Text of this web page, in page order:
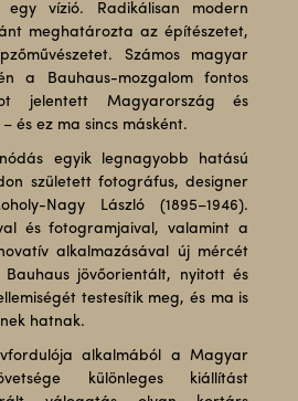
egy vízió. Radikálisan modern
meghatározta az építészetet,
Számos magyar
a Bauhaus-mozgalom fontos
jelentett Magyarország és
és ez ma sincs másként.
egyik legnagyobb hatású
született fotográfus, designer
Nagy László (1895–1946).
és fotogramjaival, valamint a
alkalmazásával új mércét
jövőorientált, nyitott és
testesítik meg, és ma is
hatnak.
alkalmából a Magyar
különleges kiállítást